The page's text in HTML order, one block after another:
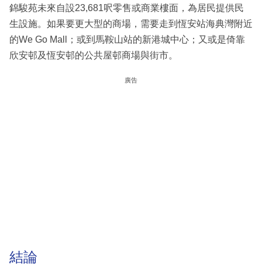
錦駿苑未來自設23,681呎零售或商業樓面，為居民提供民
生設施。如果要更大型的商場，需要走到恆安站海典灣附近
的We Go Mall；或到馬鞍山站的新港城中心；又或是倚靠
欣安邨及恆安邨的公共屋邨商場與街市。
廣告
結論